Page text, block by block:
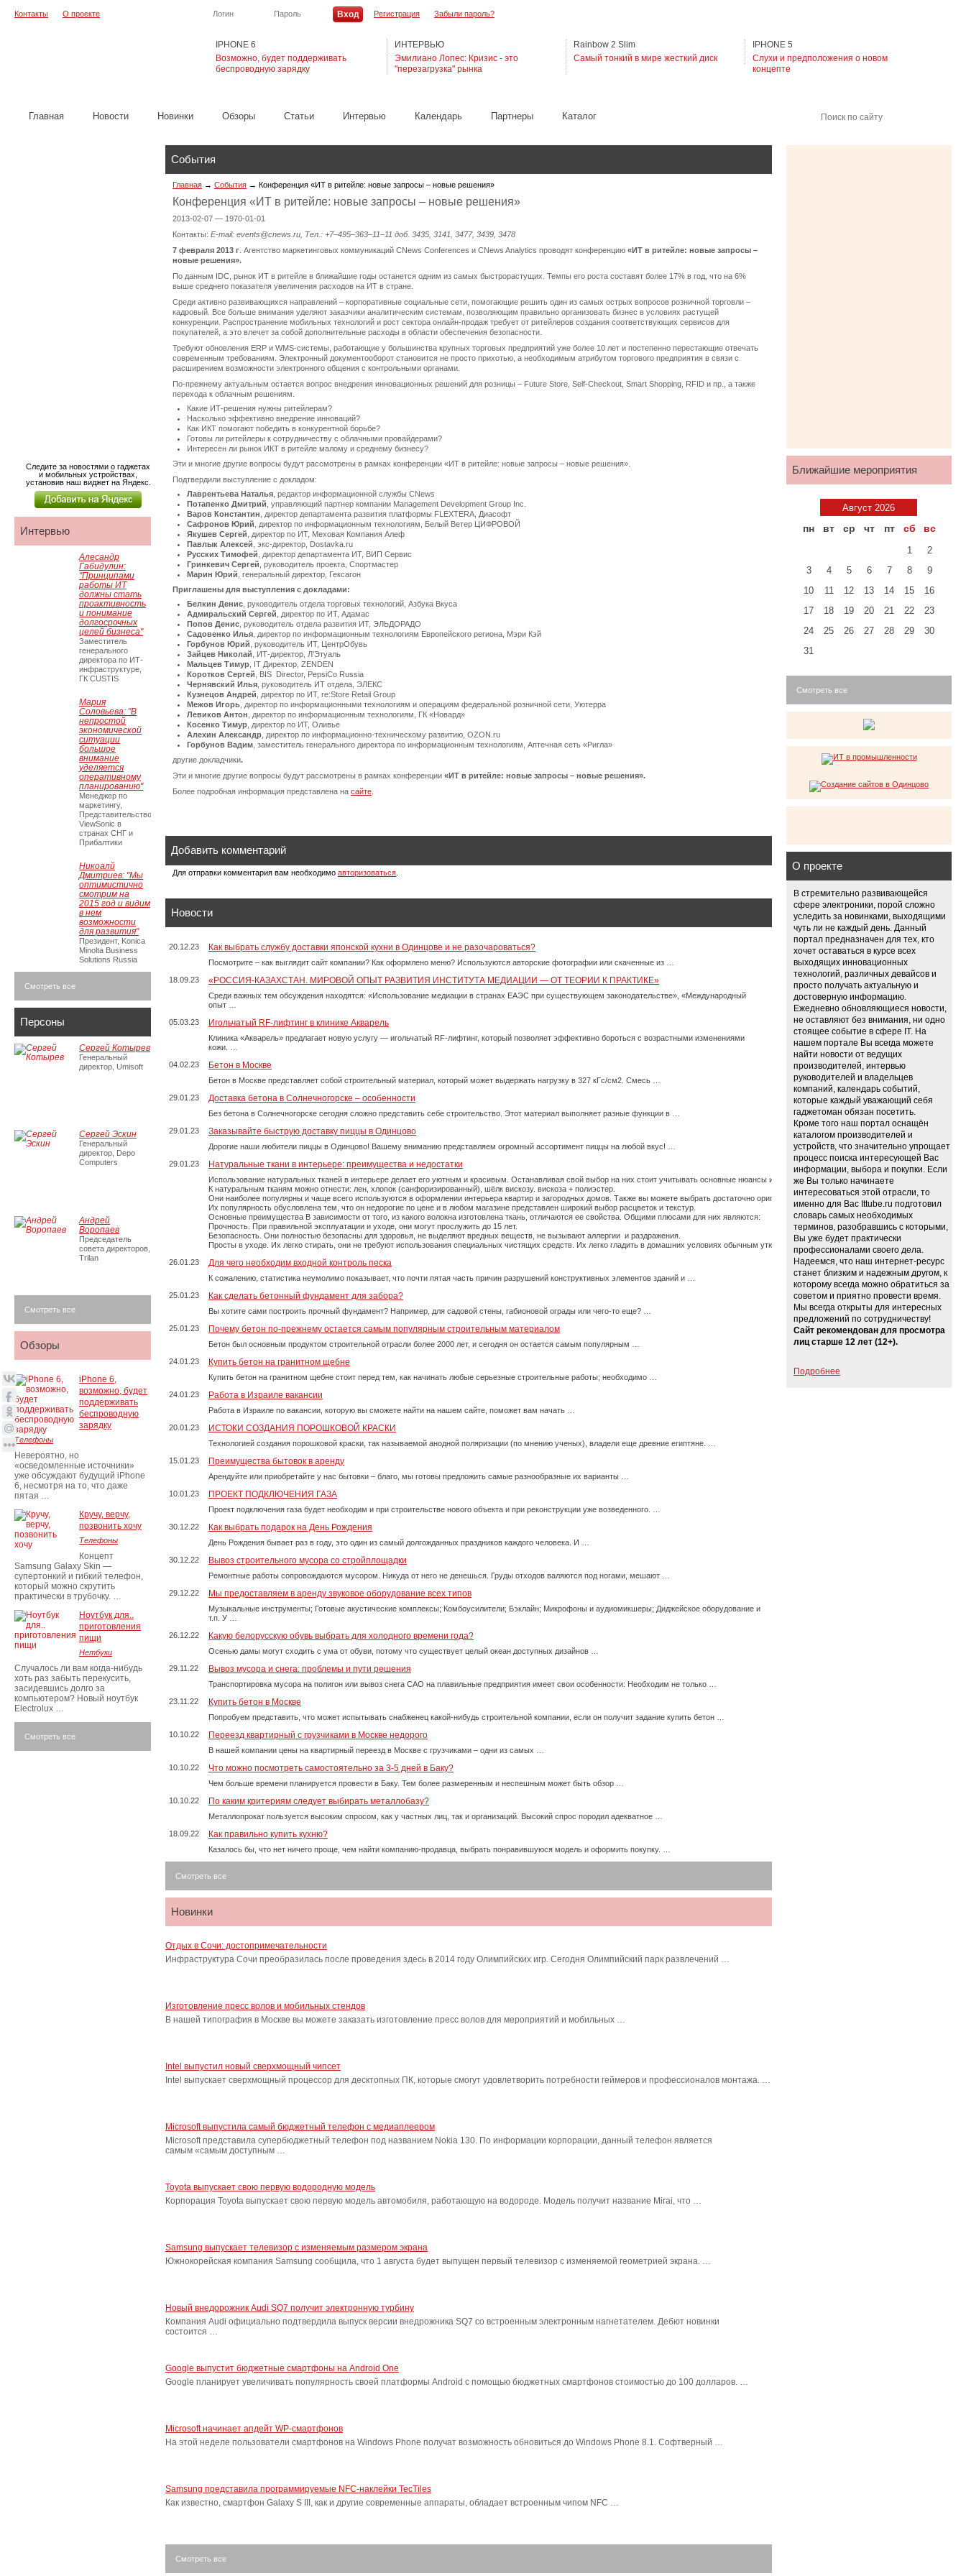
IPHONE 6
Возможно, будет поддерживать
беспроводную зарядку
ИНТЕРВЬЮ
Эмилиано Лопес: Кризис - это
"перезагрузка" рынка
Rainbow 2 Slim
Самый тонкий в мире жесткий диск
IPHONE 5
Слухи и предположения о новом
концепте
Поиск по сайту
Логин Пароль
Контакты О проекте
Главная Новости Новинки Обзоры Cтатьи Интервью Календарь Партнеры Каталог
Регистрация Забыли пароль?
События
Главная → События → Конференция «ИТ в ритейле: новые запросы – новые решения»
Конференция «ИТ в ритейле: новые запросы – новые решения»
2013-02-07 — 1970-01-01
Контакты: E-mail: events@cnews.ru, Тел.: +7–495–363–11–11 доб. 3435, 3141, 3477, 3439, 3478
7 февраля 2013 г . Агентство маркетинговых коммуникаций CNews Conferences и CNews Analytics проводят конференцию «ИТ в ритейле: новые запросы –
новые решения».
По данным IDC, рынок ИТ в ритейле в ближайшие годы останется одним из самых быстрорастущих. Темпы его роста составят более 17% в год, что на 6%
выше среднего показателя увеличения расходов на ИТ в стране.
Среди активно развивающихся направлений – корпоративные социальные сети, помогающие решить один из самых острых вопросов розничной торговли –
кадровый. Все больше внимания уделяют заказчики аналитическим системам, позволяющим правильно организовать бизнес в условиях растущей
конкуренции. Распространение мобильных технологий и рост сектора онлайн-продаж требует от ритейлеров создания соответствующих сервисов для
покупателей, а это влечет за собой дополнительные расходы в области обеспечения безопасности.
Требуют обновления ERP и WMS-системы, работающие у большинства крупных торговых предприятий уже более 10 лет и постепенно перестающие отвечать
современным требованиям. Электронный документооборот становится не просто прихотью, а необходимым атрибутом торгового предприятия в связи с
расширением возможности электронного общения с контрольными органами.
По-прежнему актуальным остается вопрос внедрения инновационных решений для розницы – Future Store, Self-Checkout, Smart Shopping, RFID и пр., а также
перехода к облачным решениям.
Какие ИТ-решения нужны ритейлерам?
Насколько эффективно внедрение инноваций?
Как ИКТ помогают победить в конкурентной борьбе?
Готовы ли ритейлеры к сотрудничеству с облачными провайдерами?
Интересен ли рынок ИКТ в ритейле малому и среднему бизнесу?
Эти и многие другие вопросы будут рассмотрены в рамках конференции «ИТ в ритейле: новые запросы – новые решения».
Подтвердили выступление с докладом:
Лаврентьева Наталья , редактор информационной службы CNews
Потапенко Дмитрий , управляющий партнер компании Management Development Group Inc.
Варов Константин , директор департамента развития платформы FLEXTERA, Диасофт
Сафронов Юрий , директор по информационным технологиям, Белый Ветер ЦИФРОВОЙ
Якушев Сергей , директор по ИТ, Меховая Компания Алеф
Павлык Алексей , экс-директор, Dostavka.ru
Русских Тимофей , директор департамента ИТ, ВИП Сервис
Гринкевич Сергей , руководитель проекта, Спортмастер
Марин Юрий , генеральный директор, Гексагон
Приглашены для выступления с докладами:
Белкин Денис , руководитель отдела торговых технологий, Азбука Вкуса
Адмиральский Сергей , директор по ИТ, Адамас
Попов Денис , руководитель отдела развития ИТ, ЭЛЬДОРАДО
Садовенко Илья , директор по информационным технологиям Европейского региона, Мэри Кэй
Горбунов Юрий , руководитель ИТ, ЦентрОбувь
Зайцев Николай , ИТ-директор, Л’Этуаль
Мальцев Тимур , IT Директор, ZENDEN
Коротков Сергей , BIS Director, PepsiCo Russia
Чернявский Илья , руководитель ИТ отдела, ЭЛЕКС
Кузнецов Андрей , директор по ИТ, re:Store Retail Group
Межов Игорь , директор по информационными технологиям и операциям федеральной розничной сети, Уютерра
Левиков Антон , директор по информационным технологиям, ГК «Новард»
Косенко Тимур , директор по ИТ, Оливье
Алехин Александр , директор по информационно-техническому развитию, OZON.ru
Горбунов Вадим , заместитель генерального директора по информационным технологиям, Аптечная сеть «Ригла»
другие докладчики.
Эти и многие другие вопросы будут рассмотрены в рамках конференции «ИТ в ритейле: новые запросы – новые решения».
Более подробная информация представлена на сайте
Добавить комментарий
Для отправки комментария вам необходимо авторизоваться
Новости
20.12.23 Как выбрать службу доставки японской кухни в Одинцове и не разочароваться?
Посмотрите – как выглядит сайт компании? Как оформлено меню? Используются авторские фотографии или скаченные из …
18.09.23
«РОССИЯ-КАЗАХСТАН. МИРОВОЙ ОПЫТ РАЗВИТИЯ ИНСТИТУТА МЕДИАЦИИ — ОТ ТЕОРИИ К ПРАКТИКЕ»
Среди важных тем обсуждения находятся: «Использование медиации в странах ЕАЭС при существующем законодательстве», «Международный
опыт …
05.03.23
Игольчатый RF-лифтинг в клинике Акварель
Клиника «Акварель» предлагает новую услугу — игольчатый RF-лифтинг, который позволяет эффективно бороться с возрастными изменениями
кожи. …
04.02.23
Бетон в Москве
Бетон в Москве представляет собой строительный материал, который может выдержать нагрузку в 327 кГс/см2. Смесь …
29.01.23
Доставка бетона в Солнечногорске – особенности
Без бетона в Солнечногорске сегодня сложно представить себе строительство. Этот материал выполняет разные функции в …
29.01.23
Заказывайте быструю доставку пиццы в Одинцово
Дорогие наши любители пиццы в Одинцово! Вашему вниманию представляем огромный ассортимент пиццы на любой вкус! …
29.01.23
Натуральные ткани в интерьере: преимущества и недостатки
Использование натуральных тканей в интерьере делает его уютным и красивым. Останавливая свой выбор на них стоит учитывать основные нюансы их использования, иначе по истечению времени
К натуральным тканям можно отнести: лен, хлопок (санфоризированный), шёлк вискозу. вискоза + полиэстер.
Они наиболее популярны и чаще всего используются в оформлении интерьера квартир и загородных домов. Также вы можете выбрать достаточно оригинальные ткани, изготовленные из крапивы,
Их популярность обусловлена тем, что он недорогие по цене и в любом магазине представлен широкий выбор расцветок и текстур.
Основные преимущества В зависимости от того, из какого волокна изготовлена ткань, отличаются ее свойства. Общими плюсами для них являются:
Прочность. При правильной эксплуатации и уходе, они могут прослужить до 15 лет.
Безопасность. Они полностью безопасны для здоровья, не выделяют вредных веществ, не вызывают аллергии и раздражения.
Просты в уходе. Их легко стирать, они не требуют использования специальных чистящих средств. Их легко гладить в домашних условиях обычным утюгом. …
26.01.23
Для чего необходим входной контроль песка
К сожалению, статистика неумолимо показывает, что почти пятая часть причин разрушений конструктивных элементов зданий и …
25.01.23
Как сделать бетонный фундамент для забора?
Вы хотите сами построить прочный фундамент? Например, для садовой стены, габионовой ограды или чего-то еще? …
25.01.23
Почему бетон по-прежнему остается самым популярным строительным материалом
Бетон был основным продуктом строительной отрасли более 2000 лет, и сегодня он остается самым популярным …
24.01.23
Купить бетон на гранитном щебне
Купить бетон на гранитном щебне стоит перед тем, как начинать любые серьезные строительные работы; необходимо …
24.01.23
Работа в Израиле вакансии
Работа в Израиле по вакансии, которую вы сможете найти на нашем сайте, поможет вам начать …
20.01.23
ИСТОКИ СОЗДАНИЯ ПОРОШКОВОЙ КРАСКИ
Технологией создания порошковой краски, так называемой анодной поляризации (по мнению ученых), владели еще древние египтяне. …
15.01.23
Преимущества бытовок в аренду
Арендуйте или приобретайте у нас бытовки – благо, мы готовы предложить самые разнообразные их варианты …
10.01.23
ПРОЕКТ ПОДКЛЮЧЕНИЯ ГАЗА
Проект подключения газа будет необходим и при строительстве нового объекта и при реконструкции уже возведенного. …
30.12.22
Как выбрать подарок на День Рождения
День Рождения бывает раз в году, это один из самый долгожданных праздников каждого человека. И …
30.12.22
Вывоз строительного мусора со стройплощадки
Ремонтные работы сопровождаются мусором. Никуда от него не денешься. Груды отходов валяются под ногами, мешают …
29.12.22
Мы предоставляем в аренду звуковое оборудование всех типов
Музыкальные инструменты; Готовые акустические комплексы; Комбоусилители; Бэклайн; Микрофоны и аудиомикшеры; Диджейское оборудование и
т.п. У …
26.12.22
Какую белорусскую обувь выбрать для холодного времени года?
Осенью дамы могут сходить с ума от обуви, потому что существует целый океан доступных дизайнов …
29.11.22
Вывоз мусора и снега: проблемы и пути решения
Транспортировка мусора на полигон или вывоз снега САО на плавильные предприятия имеет свои особенности: Необходим не только …
23.11.22
Купить бетон в Москве
Попробуем представить, что может испытывать снабженец какой-нибудь строительной компании, если он получит задание купить бетон …
10.10.22
Переезд квартирный с грузчиками в Москве недорого
В нашей компании цены на квартирный переезд в Москве с грузчиками – одни из самых …
10.10.22
Что можно посмотреть самостоятельно за 3-5 дней в Баку?
Чем больше времени планируется провести в Баку. Тем более размеренным и неспешным может быть обзор …
10.10.22
По каким критериям следует выбирать металлобазу?
Металлопрокат пользуется высоким спросом, как у частных лиц, так и организаций. Высокий спрос породил адекватное …
18.09.22
Как правильно купить кухню?
Казалось бы, что нет ничего проще, чем найти компанию-продавца, выбрать понравившуюся модель и оформить покупку. …
Смотреть все
Новинки
Отдых в Сочи: достопримечательности
Инфраструктура Сочи преобразилась после проведения здесь в 2014 году Олимпийских игр. Сегодня Олимпийский парк развлечений …
Изготовление пресс волов и мобильных стендов
В нашей типография в Москве вы можете заказать изготовление пресс волов для мероприятий и мобильных …
Intel выпустил новый сверхмощный чипсет
Intel выпускает сверхмощный процессор для десктопных ПК, которые смогут удовлетворить потребности геймеров и профессионалов монтажа. …
Microsoft выпустила самый бюджетный телефон с медиаплеером
Microsoft представила супербюджетный телефон под названием Nokia 130. По информации корпорации, данный телефон является
самым «самым доступным …
Toyota выпускает свою первую водородную модель
Корпорация Toyota выпускает свою первую модель автомобиля, работающую на водороде. Модель получит название Mirai, что …
Samsung выпускает телевизор с изменяемым размером экрана
Южнокорейская компания Samsung сообщила, что 1 августа будет выпущен первый телевизор с изменяемой геометрией экрана. …
Новый внедорожник Audi SQ7 получит электронную турбину
Компания Audi официально подтвердила выпуск версии внедрожника SQ7 со встроенным электронным нагнетателем. Дебют новинки
состоится …
Google выпустит бюджетные смартфоны на Android One
Google планирует увеличивать популярность своей платформы Android с помощью бюджетных смартфонов стоимостью до 100 долларов. …
Microsoft начинает апдейт WP-смартфонов
На этой неделе пользователи смартфонов на Windows Phone получат возможность обновиться до Windows Phone 8.1. Софтверный …
Samsung представила программируемые NFC-наклейки TecTiles
Как известно, смартфон Galaxy S III, как и другие современные аппараты, обладает встроенным чипом NFC …
Смотреть все
Следите за новостями о гаджетах
и мобильных устройствах,
установив наш виджет на Яндекс.
Интервью
Алесандр
Габидулин:
"Принципами
работы ИТ
должны стать
проактивность
и понимание
долгосрочных
целей бизнеса"
Заместитель
генерального
директора по ИТ-
инфраструктуре,
ГК CUSTIS
Мария
Соловьева: "В
непростой
экономической
ситуации
большое
внимание
уделяется
оперативному
планированию"
Менеджер по
маркетингу,
Представительство
ViewSonic в
странах СНГ и
Прибалтики
Никоалй
Дмитриев: "Мы
оптимистично
смотрим на
2015 год и видим
в нем
возможности
для развития"
Президент, Konica
Minolta Business
Solutions Russia
Смотреть все
Персоны
Сергей Котырев
Генеральный
директор, Umisoft
Сергей Эскин
Генеральный
директор, Depo
Computers
Андрей
Воропаев
Председатель
совета директоров,
Trilan
Смотреть все
Обзоры
iPhone 6,
возможно, будет
поддерживать
беспроводную
зарядку
Телефоны
Невероятно, но
«осведомленные источники»
уже обсуждают будущий iPhone
6, несмотря на то, что даже
пятая …
Кручу, верчу,
позвонить хочу
Телефоны
Концепт
Samsung Galaxy Skin —
супертонкий и гибкий телефон,
который можно скрутить
практически в трубочку. …
Ноутбук для..
приготовления
пищи
Нетбуки
Случалось ли вам когда-нибудь
хоть раз забыть перекусить,
засидевшись долго за
компьютером? Новый ноутбук
Electrolux …
Смотреть все
Ближайшие мероприятия
Август 2026
пн вт ср чт пт сб вс
1
2
3
4 5 6 7 8
9
10
11 12 13 14 15
16
17
18 19 20 21 22
23
24
25 26 27 28 29
30
31
Смотреть все
О проекте
В стремительно развивающейся
сфере электроники, порой сложно
уследить за новинками, выходящими
чуть ли не каждый день. Данный
портал предназначен для тех, кто
хочет оставаться в курсе всех
выходящих инновационных
технологий, различных девайсов и
просто получать актуальную и
достоверную информацию.
Ежедневно обновляющиеся новости,
не оставляют без внимания, ни одно
стоящее событие в сфере IT. На
нашем портале Вы всегда можете
найти новости от ведущих
производителей, интервью
руководителей и владельцев
компаний, календарь событий,
которые каждый уважающий себя
гаджетоман обязан посетить.
Кроме того наш портал оснащён
каталогом производителей и
устройств, что значительно упрощает
процесс поиска интересующей Вас
информации, выбора и покупки. Если
же Вы только начинаете
интересоваться этой отрасли, то
именно для Вас Ittube.ru подготовил
словарь самых необходимых
терминов, разобравшись с которыми,
Вы уже будет практически
профессионалами своего дела.
Надеемся, что наш интернет-ресурс
станет близким и надежным другом, к
которому всегда можно обратиться за
советом и приятно провести время.
Мы всегда открыты для интересных
предложений по сотрудничеству!
Сайт рекомендован для просмотра
лиц старше 12 лет (12+).
Подробнее